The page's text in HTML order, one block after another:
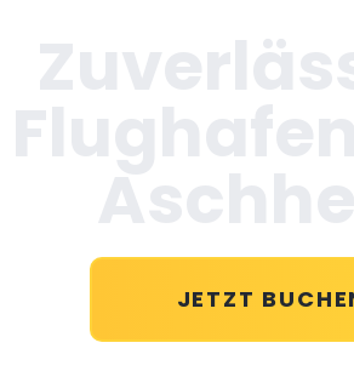
JETZT